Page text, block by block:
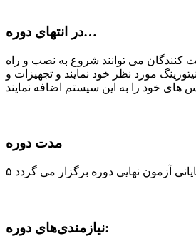
در انتهای دوره…
کنندگان می توانند شروع به نصب و راه
مورد نظر خود نمایند و تجهیزات و
مدت دوره
نیازمندی‌های دوره: